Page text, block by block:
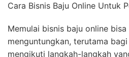
Cara Bisnis Baju Online Untuk
Memulai bisnis baju online
menguntungkan, terutama
mengikuti langkah-langkah